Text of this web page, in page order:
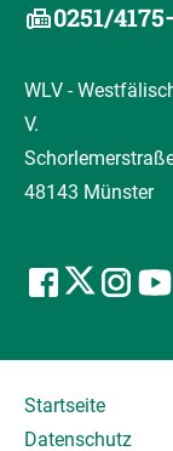
0251/
WLV -
V.
48143 Münster
Startseite
Datenschutz